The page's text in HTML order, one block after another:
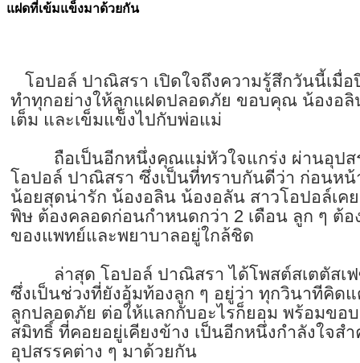
แฝดที่เข้มแข็งมาด้วยกัน
โอปอล์ ปาณิสรา เปิดใจถึงความรู้สึกวันนี้เมื่
ทำทุกอย่างให้ลูกแฝดปลอดภัย ขอบคุณ น้องอลิ
เต็ม และเข็มแข็งไปกับพ่อแม่
ถือเป็นอีกหนึ่งคุณแม่หัวใจแกร่ง ผ่านอุปส
โอปอล์ ปาณิสรา ซึ่งเป็นที่ทราบกันดีว่า ก่อนห
น้อยสุดน่ารัก น้องอลิน น้องอลัน สาวโอปอล์เค
พิษ ต้องคลอดก่อนกำหนดกว่า 2 เดือน ลูก ๆ ต้อ
ของแพทย์และพยาบาลอยู่ใกล้ชิด
ล่าสุด โอปอล์ ปาณิสรา ได้โพสต์สเตตัสเฟ
ซึ่งเป็นช่วงที่ยังอุ้มท้องลูก ๆ อยู่ว่า ทุกวินาทีคิด
ลูกปลอดภัย ต่อให้แลกกับอะไรก็ยอม พร้อมขอ
สมิทธิ์ ที่คอยอยู่เคียงข้าง เป็นอีกหนึ่งกำลังใจ
อุปสรรคต่าง ๆ มาด้วยกัน